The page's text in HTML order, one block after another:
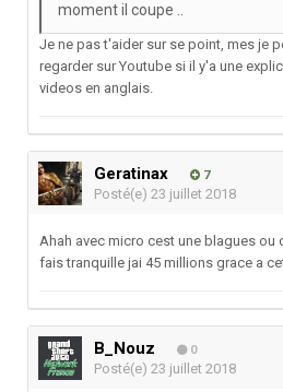
moment il coupe ..
Je ne pas t'aider sur se point, mes je
regarder sur Youtube si il y'a une
videos en anglais.
Geratinax 7
Posté(e) 23 juillet 2018
Ahah avec micro cest une blagues ou
fais tranquille jai 45 millions grace a
B_Nouz 0
Posté(e) 23 juillet 2018